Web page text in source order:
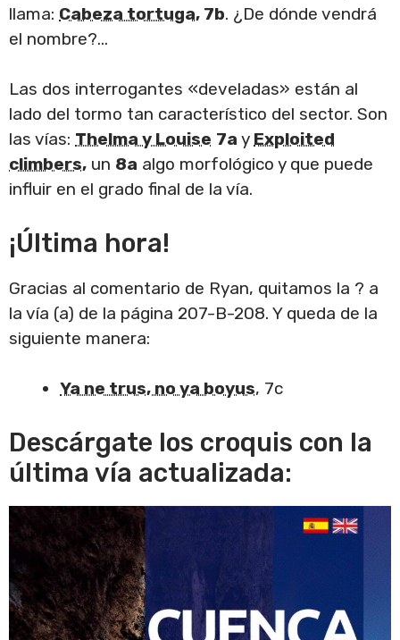
llama: Cabeza tortuga, 7b. ¿De dónde vendrá
el nombre?…
Las dos interrogantes «develadas» están al
lado del tormo tan característico del sector. Son
las vías: Thelma y Louise 7a y Exploited
climbers, un 8a algo morfológico y que puede
influir en el grado final de la vía.
¡Última hora!
Gracias al comentario de Ryan, quitamos la ? a
la vía (a) de la página 207-B-208. Y queda de la
siguiente manera:
Ya ne trus, no ya boyus, 7c
Descárgate los croquis con la
última vía actualizada: